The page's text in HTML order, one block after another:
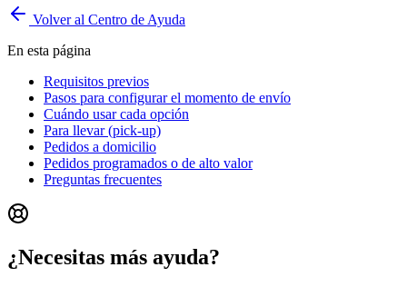
Volver al Centro de Ayuda
En esta página
Requisitos previos
Pasos para configurar el momento de envío
Cuándo usar cada opción
Para llevar (pick-up)
Pedidos a domicilio
Pedidos programados o de alto valor
Preguntas frecuentes
¿Necesitas más ayuda?